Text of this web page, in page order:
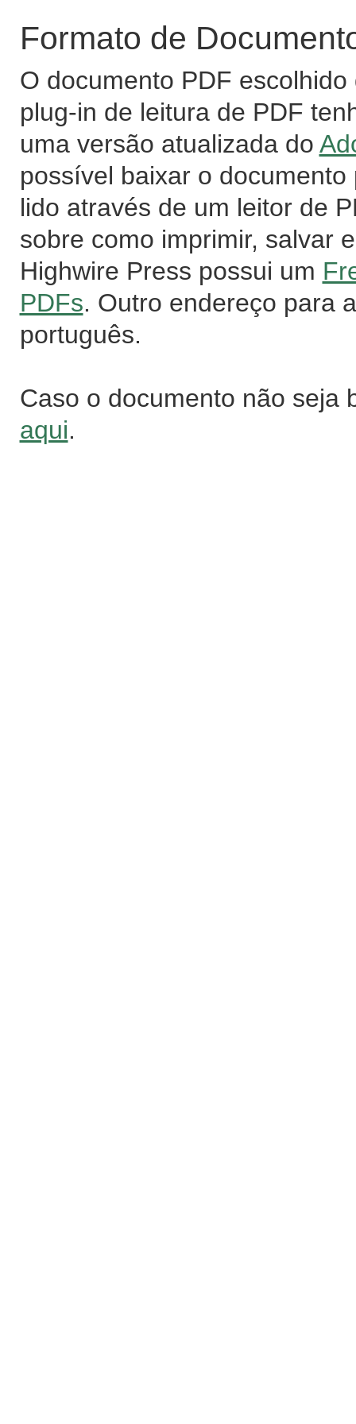
Formato de
O documento PDF
plug-in de leitura de PDF
uma versão atualizada do
possível baixar o
lido através de um leitor de
sobre como imprimir, salvar
Highwire Press possui um
PDFs. Outro endereço para
português.
Caso o documento não seja
aqui.